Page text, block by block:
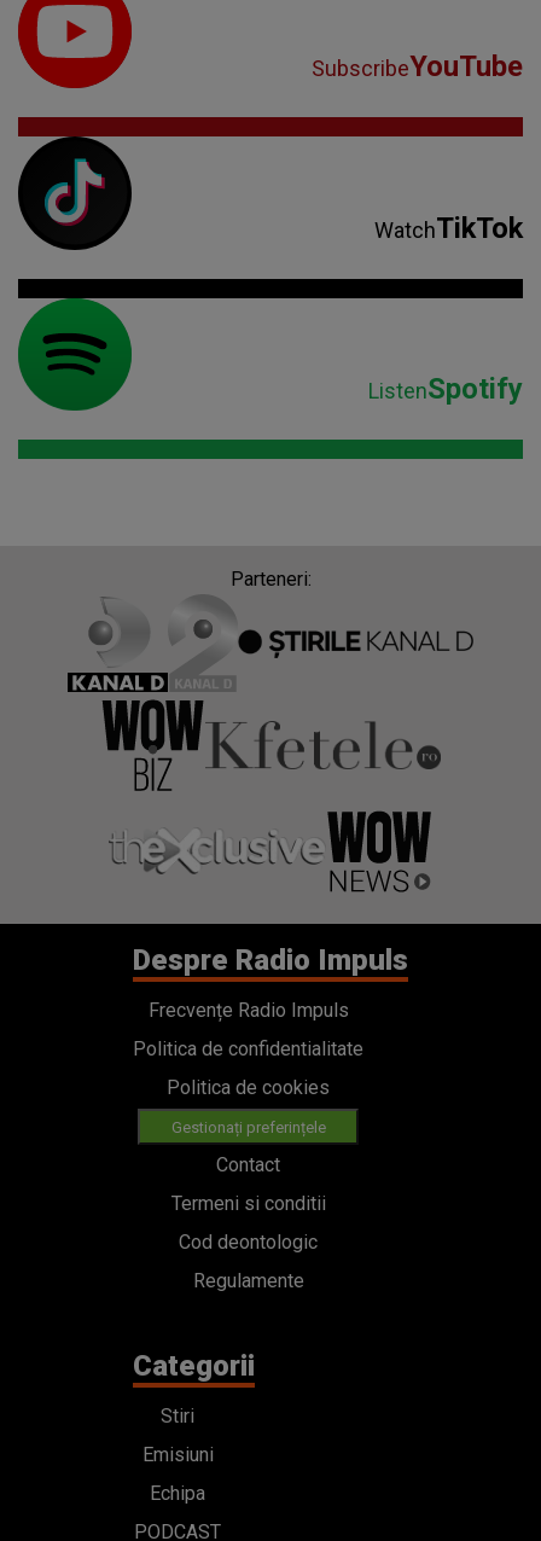
SubscribeYouTube
WatchTikTok
ListenSpotify
Parteneri:
Despre Radio Impuls
Frecvențe Radio Impuls
Politica de confidentialitate
Politica de cookies
Gestionați preferințele
Contact
Termeni si conditii
Cod deontologic
Regulamente
Categorii
Stiri
Emisiuni
Echipa
PODCAST